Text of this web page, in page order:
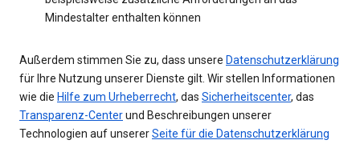
Mindestalter enthalten können
Außerdem stimmen Sie zu, dass unsere Datenschutzerklärung
für Ihre Nutzung unserer Dienste gilt. Wir stellen Informationen
wie die Hilfe zum Urheberrecht, das Sicherheitscenter, das
Transparenz-Centerund Beschreibungen unserer
Technologien auf unsererSeite für die Datenschutzerklärung